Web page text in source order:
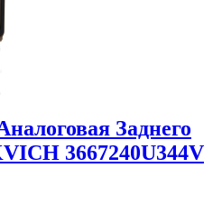
Заднего
3667240U344V